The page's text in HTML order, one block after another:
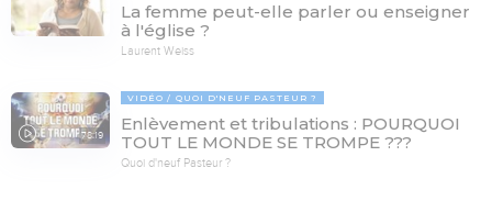
La femme peut-elle parler ou enseigner
à l'église ?
Laurent Weiss
78:19
VIDÉO QUOI D'NEUF PASTEUR ?
Enlèvement et tribulations : POURQUOI
TOUT LE MONDE SE TROMPE ???
Quoi d'neuf Pasteur ?